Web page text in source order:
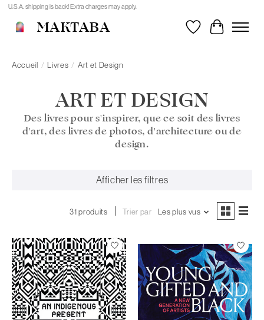
U.S.A. shipping is back! Extra charges may apply.
MAKTABA Liste de souhaits
Panier
Accueil / Livres / Art et Design
ART ET DESIGN
Des livres pour s'inspirer, que ce soit des livres
d'art, des livres de photos, d'architecture ou de
design.
Afficher les filtres
31 produits Trier par Les plus vus